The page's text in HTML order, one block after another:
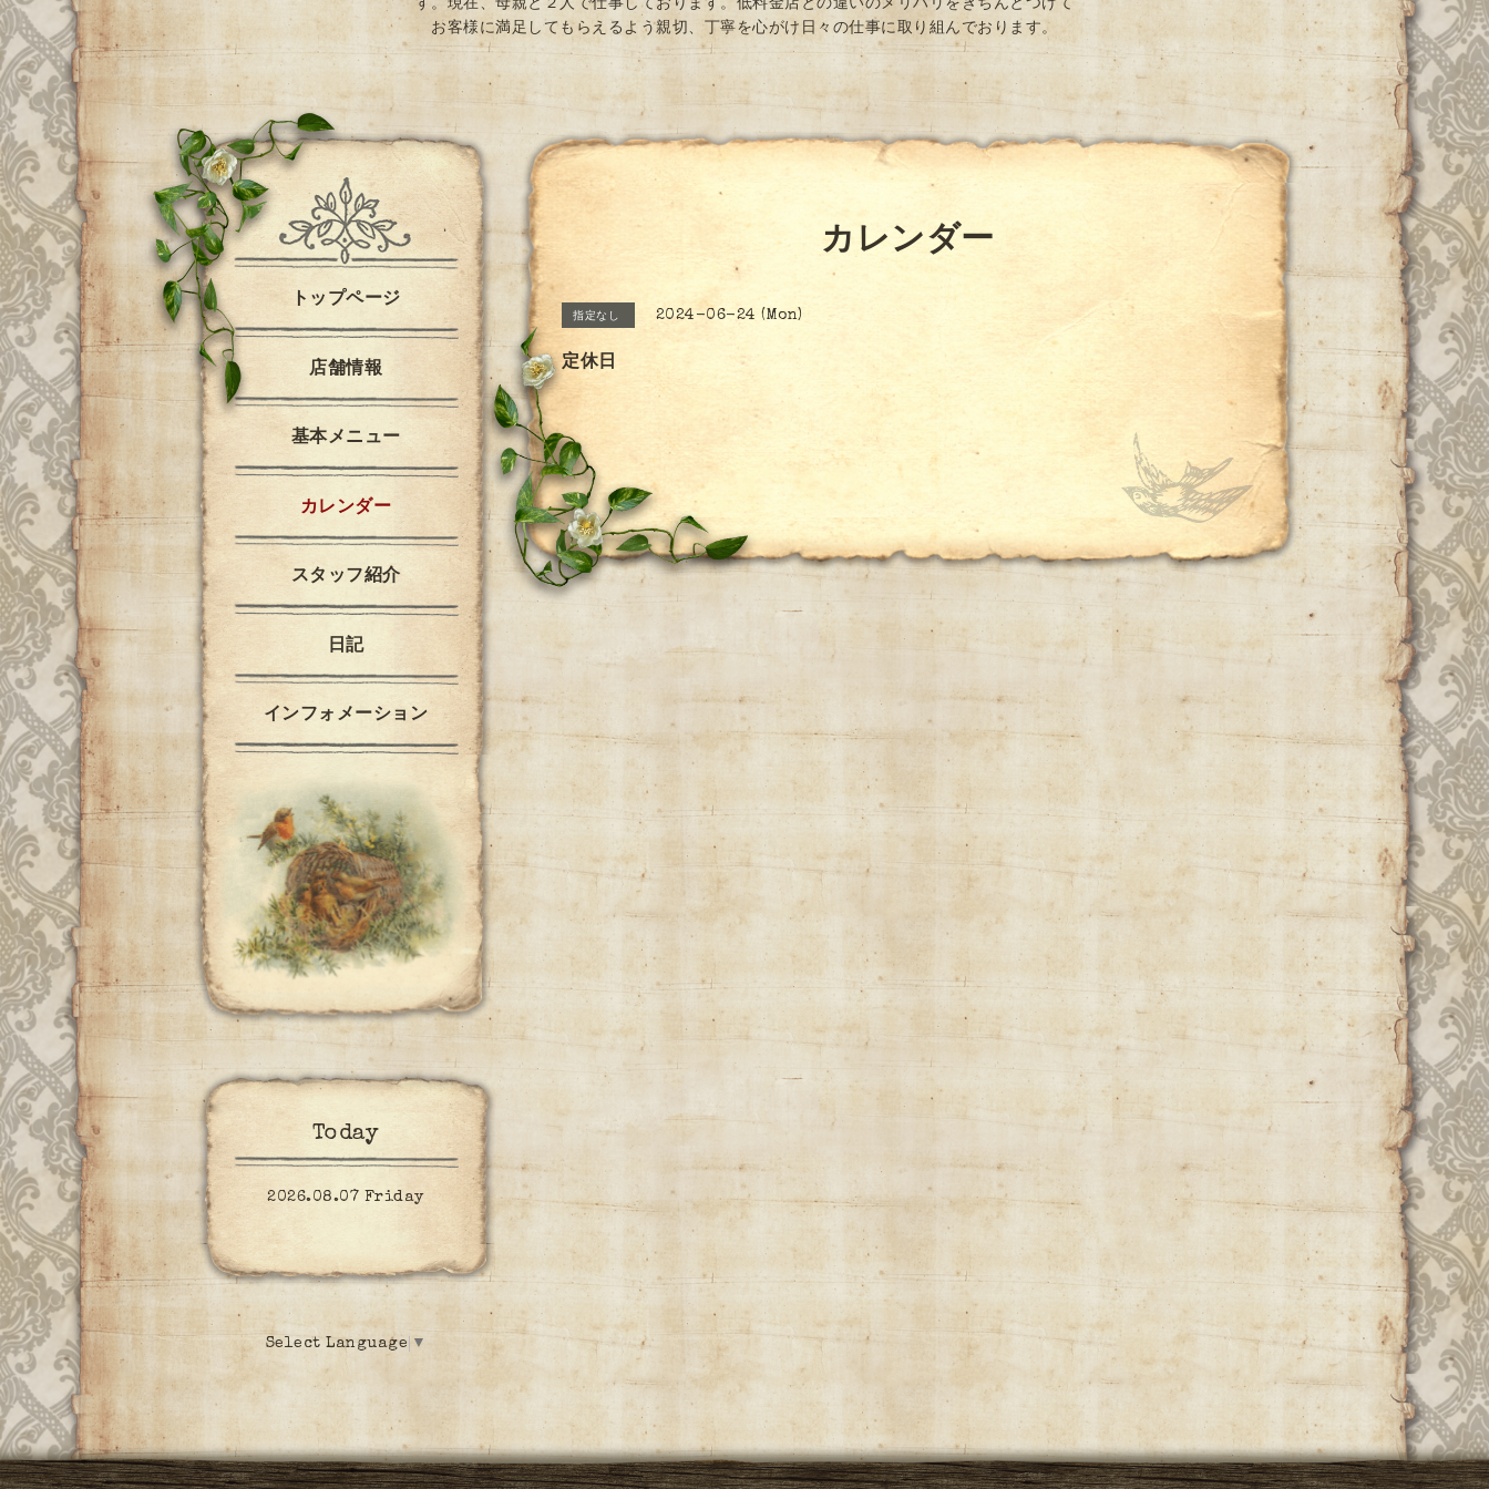
す。現在、母親と２人で仕事しております。低料金店との違いのメリハリをきちんとつけて
お客様に満足してもらえるよう親切、丁寧を心がけ日々の仕事に取り組んでおります。
カレンダー
指定なし 2024-06-24 (Mon)
定休日
トップページ
店舗情報
基本メニュー
カレンダー
スタッフ紹介
日記
インフォメーション
Today
2026.08.07 Friday
Select Language ▼